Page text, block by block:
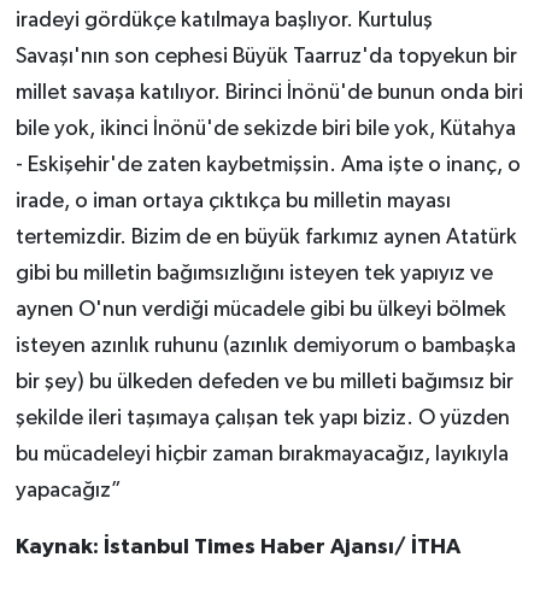
iradeyi gördükçe katılmaya başlıyor. Kurtuluş
Savaşı'nın son cephesi Büyük Taarruz'da topyekun bir
millet savaşa katılıyor. Birinci İnönü'de bunun onda biri
bile yok, ikinci İnönü'de sekizde biri bile yok, Kütahya
- Eskişehir'de zaten kaybetmişsin. Ama işte o inanç, o
irade, o iman ortaya çıktıkça bu milletin mayası
tertemizdir. Bizim de en büyük farkımız aynen Atatürk
gibi bu milletin bağımsızlığını isteyen tek yapıyız ve
aynen O'nun verdiği mücadele gibi bu ülkeyi bölmek
isteyen azınlık ruhunu (azınlık demiyorum o bambaşka
bir şey) bu ülkeden defeden ve bu milleti bağımsız bir
şekilde ileri taşımaya çalışan tek yapı biziz. O yüzden
bu mücadeleyi hiçbir zaman bırakmayacağız, layıkıyla
yapacağız”
Kaynak: İstanbul Times Haber Ajansı/ İTHA